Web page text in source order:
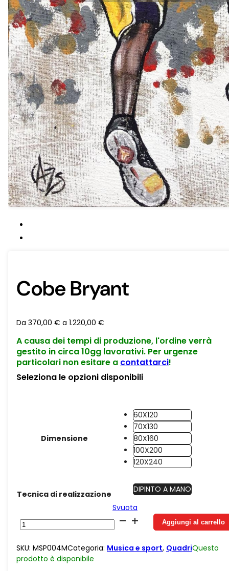
Cobe Bryant
Da 370,00 € a 1.220,00 €
A causa dei tempi di produzione, l'ordine verrà
gestito in circa 10gg lavorativi. Per urgenze
particolari non esitare a contattarci!
Seleziona le opzioni disponibili
Dimensione
60X120
70X130
80X160
100X200
120X240
Tecnica di realizzazione
DIPINTO A MANO
Svuota
Cobe
Bryant
Aggiungi al carrello
SKU: MSP004MCategoria: Musica e sport, QuadriQuesto
prodotto è disponibile